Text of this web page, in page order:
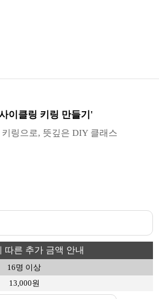
이클링 키링 만들기'
링으로, 뜻깊은 DIY 클래스
따른 추가 금액 안내
16명 이상
13,000원